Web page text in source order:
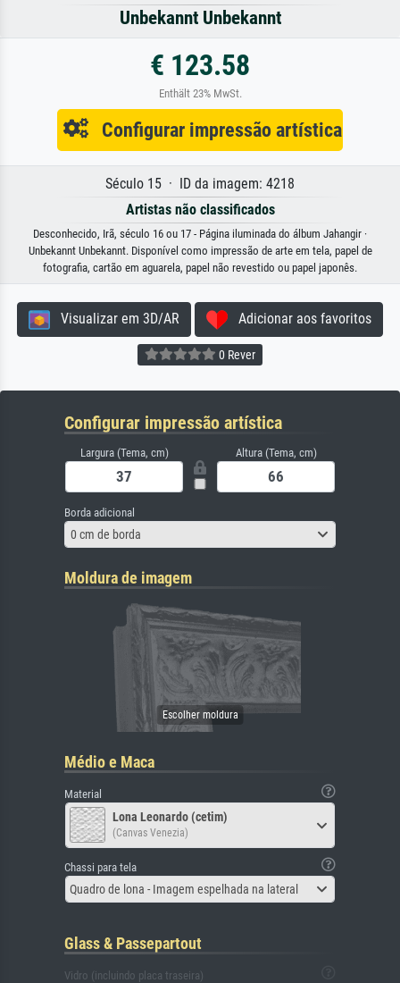
Unbekannt Unbekannt
€ 123.58
Enthält 23% MwSt.
Configurar impressão artística
Século 15 · ID da imagem: 4218
Artistas não classificados
Desconhecido, Irã, século 16 ou 17 - Página iluminada do álbum Jahangir ·
Unbekannt Unbekannt. Disponível como impressão de arte em tela, papel de
fotografia, cartão em aguarela, papel não revestido ou papel japonês.
Visualizar em 3D/AR Adicionar aos favoritos
0 Rever
Configurar impressão artística
Largura (Tema, cm) Altura (Tema, cm)
Borda adicional
0 cm de borda
Moldura de imagem
Médio e Maca
Material
Lona Leonardo (cetim)
(Canvas Venezia)
Chassi para tela
Quadro de lona - Imagem espelhada na lateral
Glass & Passepartout
Vidro (incluindo placa traseira)